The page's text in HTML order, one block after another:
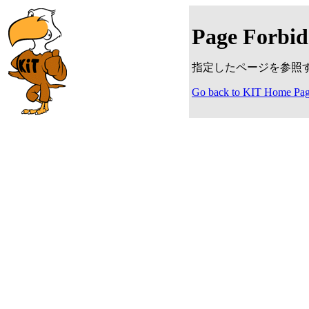
Page
指定したページを参照
Go back to KIT Home